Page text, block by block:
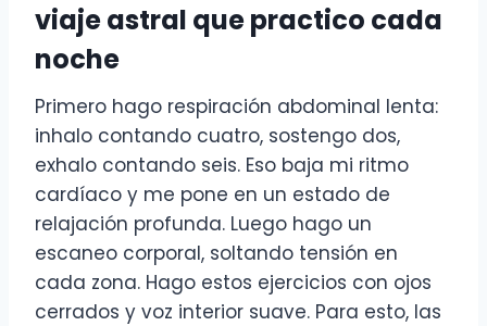
viaje astral que practico cada
noche
Primero hago respiración abdominal lenta:
inhalo contando cuatro, sostengo dos,
exhalo contando seis. Eso baja mi ritmo
cardíaco y me pone en un estado de
relajación profunda. Luego hago un
escaneo corporal, soltando tensión en
cada zona. Hago estos ejercicios con ojos
cerrados y voz interior suave. Para esto, las